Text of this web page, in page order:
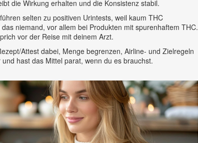
die Wirkung erhalten und die Konsistenz stabil.
selten zu positiven Urintests, weil kaum THC
niemand, vor allem bei Produkten mit spurenhaftem THC.
vor der Reise mit deinem Arzt.
Attest dabei, Menge begrenzen, Airline- und Zielregeln
hast das Mittel parat, wenn du es brauchst.